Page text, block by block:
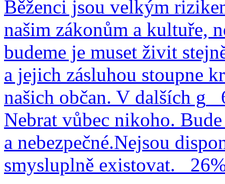
Běženci jsou velkým
našim zákonům a kultuře,
budeme je muset živit
a jejich zásluhou stoupne
našich občan. V dalších g
Nebrat vůbec nikoho.
a nebezpečné.Nejsou
smysluplně existovat.